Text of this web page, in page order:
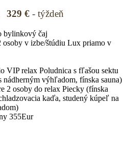
329 € - týždeň
bylinkový čaj
osoby v izbe/štúdiu Lux priamo v
VIP relax Poludnica s fľašou sektu
nádherným výhľadom, fínska sauna)
2 osoby do relax Piecky (fínska
kaďa, studený kúpeľ na
355Eur